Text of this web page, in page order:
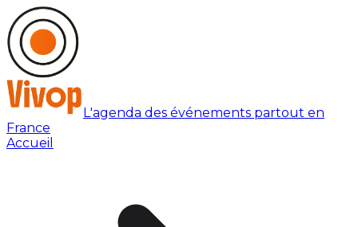
L'agenda des événements partout en
France
Accueil